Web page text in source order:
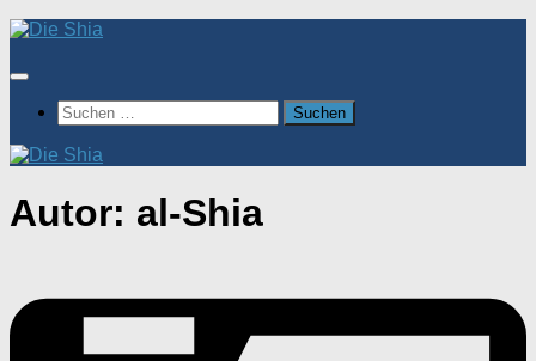
Zum
springen
Suchen
nach:
Autor: al-Shia